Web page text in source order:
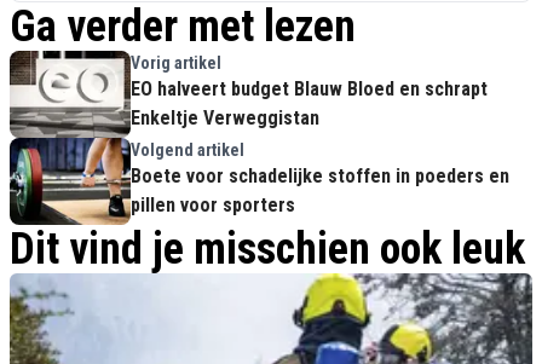
Ga verder met lezen
Vorig artikel
EO halveert budget Blauw Bloed en schrapt
Enkeltje Verweggistan
Volgend artikel
Boete voor schadelijke stoffen in poeders en
pillen voor sporters
Dit vind je misschien ook leuk